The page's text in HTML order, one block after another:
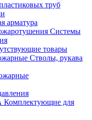
труб
арматура
Системы
товары
Стволы, рукава
Комплектующие для